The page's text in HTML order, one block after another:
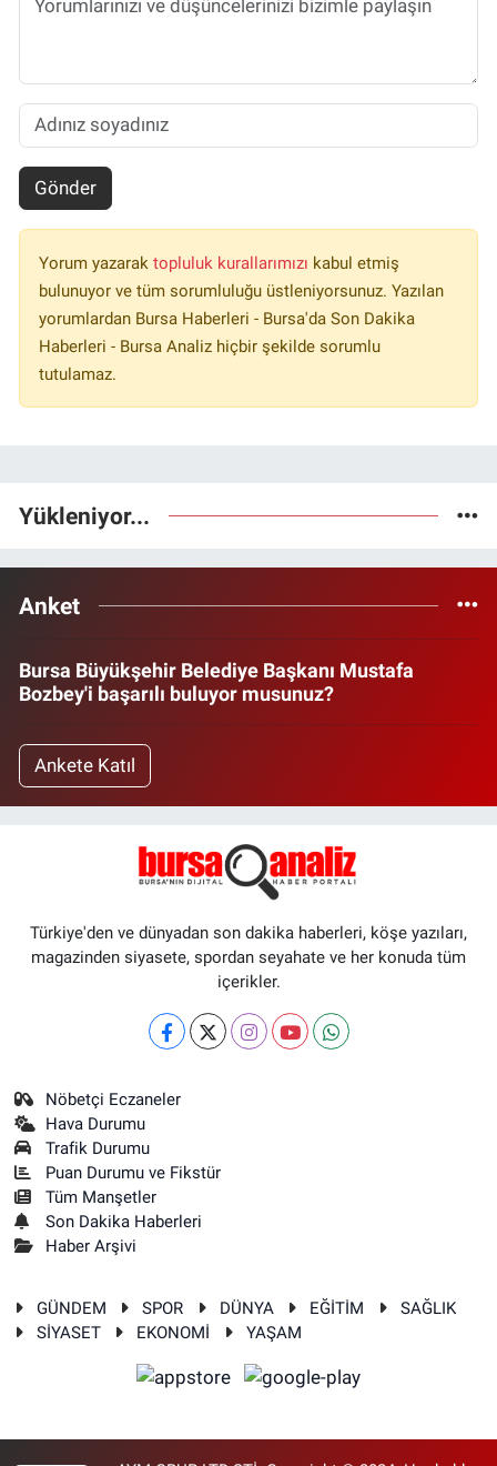
Gönder
Yorum yazarak topluluk kurallarımızı kabul etmiş
bulunuyor ve tüm sorumluluğu üstleniyorsunuz. Yazılan
yorumlardan Bursa Haberleri - Bursa'da Son Dakika
Haberleri - Bursa Analiz hiçbir şekilde sorumlu
tutulamaz.
Yükleniyor...
Anket
Bursa Büyükşehir Belediye Başkanı Mustafa
Bozbey'i başarılı buluyor musunuz?
Ankete Katıl
Türkiye'den ve dünyadan son dakika haberleri, köşe yazıları,
magazinden siyasete, spordan seyahate ve her konuda tüm
içerikler.
Nöbetçi Eczaneler
Hava Durumu
Trafik Durumu
Puan Durumu ve Fikstür
Tüm Manşetler
Son Dakika Haberleri
Haber Arşivi
GÜNDEM SPOR DÜNYA EĞİTİM
SAĞLIK
SİYASET
EKONOMİ YAŞAM